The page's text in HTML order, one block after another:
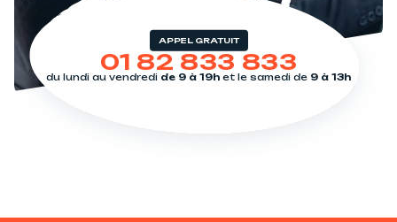
APPEL GRATUIT
01 82 833 833
du lundi au vendredi de 9 à 19h et le samedi de 9 à 13h